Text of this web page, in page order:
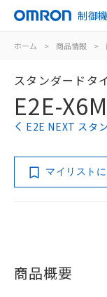
制御
ホーム > 商品情報 >
スタンダードタ
E2E-
E2E NEXT スタ
マイリスト
商品概要